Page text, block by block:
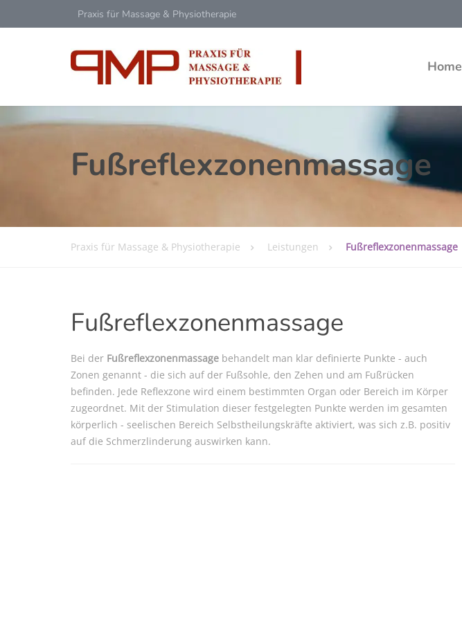
Praxis für Massage & Physiotherapie
Home
Fußreflexzonenmassage
Praxis für Massage & Physiotherapie Leistungen Fußreflexzonenmassage
Fußreflexzonenmassage
Bei der Fußreflexzonenmassage behandelt man klar definierte Punkte - auch
Zonen genannt - die sich auf der Fußsohle, den Zehen und am Fußrücken
befinden. Jede Reflexzone wird einem bestimmten Organ oder Bereich im Körper
zugeordnet. Mit der Stimulation dieser festgelegten Punkte werden im gesamten
körperlich - seelischen Bereich Selbstheilungskräfte aktiviert, was sich z.B. positiv
auf die Schmerzlinderung auswirken kann.